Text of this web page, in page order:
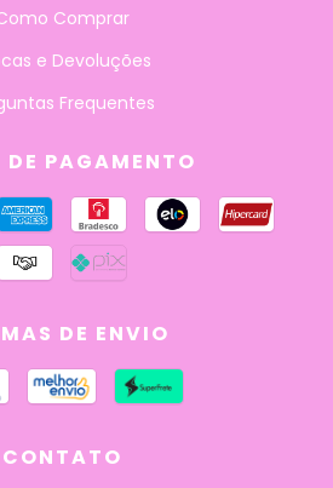
Comprar
e Devoluções
Frequentes
DE PAGAMENTO
DE ENVIO
CONTATO